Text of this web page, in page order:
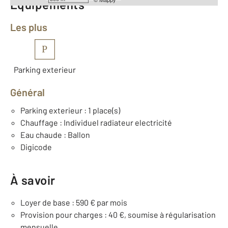
Équipements
Les plus
P
Parking exterieur
Général
Parking exterieur : 1 place(s)
Chauffage : Individuel radiateur electricité
Eau chaude : Ballon
Digicode
À savoir
Loyer de base : 590 € par mois
Provision pour charges : 40 €, soumise à régularisation